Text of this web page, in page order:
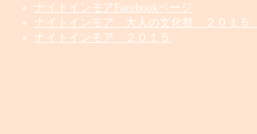
ナイトインモアFacebookページ
ナイトインモア 大人の文化祭 ２０１５
ナイトインモア ２０１５